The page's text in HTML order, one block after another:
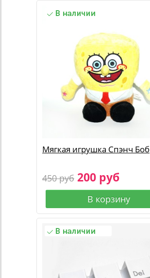
Мягкая игрушка Спэнч Боб
450 руб 200 руб
В корзину